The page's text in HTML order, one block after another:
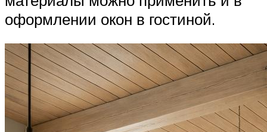
оформлении окон в гостиной.